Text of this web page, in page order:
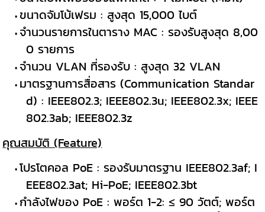
ขนาดจัมโบ้เฟรม : สูงสุด 15,000 ไบต์
จำนวนรายการในตาราง MAC : รองรับสูงสุด 8,00
0 รายการ
จำนวน VLAN ที่รองรับ : สูงสุด 32 VLAN
มาตรฐานการสื่อสาร (Communication Standar
d) : IEEE802.3; IEEE802.3u; IEEE802.3x; IEEE
802.3ab; IEEE802.3z
คุณสมบัติ (Feature)
โปรโตคอล PoE : รองรับมาตรฐาน IEEE802.3af; I
EEE802.3at; Hi-PoE; IEEE802.3bt
กำลังไฟของ PoE : พอร์ต 1-2: ≤ 90 วัตต์; พอร์ต